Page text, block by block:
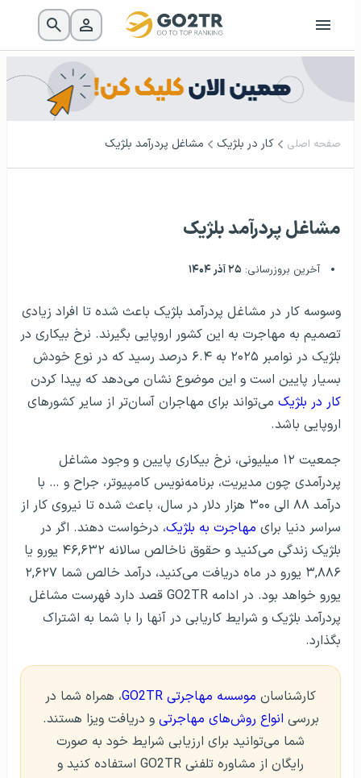
صفحه اصلی کار در بلژیک مشاغل پردرآمد بلژیک
مشاغل پردرآمد بلژیک
آخرین بروزرسانی: ۲۵ آذر ۱۴۰۴
وسوسه کار در مشاغل پردرآمد بلژیک باعث شده تا افراد زیادی
تصمیم به مهاجرت به این کشور اروپایی بگیرند. نرخ بیکاری در
بلژیک در نوامبر ۲۰۲۵ به ۶.۴ درصد رسید که در نوع خودش
بسیار پایین است و این موضوع نشان می‌دهد که پیدا کردن
کار در بلژیک می‌تواند برای مهاجران آسان‌تر از سایر کشورهای
اروپایی باشد.
جمعیت ۱۲ میلیونی، نرخ بیکاری پایین و وجود مشاغل
پردرآمدی چون مدیریت، برنامه‌نویس کامپیوتر، جراح و … با
درآمد ۸۸ الی ۳۰۰ هزار دلار در سال، باعث شده تا نیروی کار از
سراسر دنیا برای مهاجرت به بلژیک، درخواست دهند. اگر در
بلژیک زندگی می‌کنید و حقوق ناخالص سالانه ۴۶,۶۳۲ یورو یا
۳,۸۸۶ یورو در ماه دریافت می‌کنید، درآمد خالص شما ۲,۶۲۷
یورو خواهد بود. در ادامه GO2TR قصد دارد فهرست مشاغل
پردرآمد بلژیک و شرایط کاریابی در آنها را با شما به اشتراک
بگذارد.
کارشناسان موسسه مهاجرتی GO2TR
، همراه شما در
بررسی انواع روش‌های مهاجرتی و دریافت ویزا هستند.
شما می‌توانید برای ارزیابی شرایط خود به صورت
رایگان از مشاوره تلفنی GO2TR استفاده کنید و